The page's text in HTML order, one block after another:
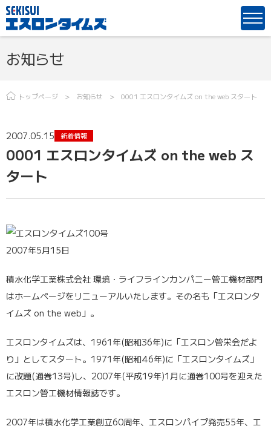
お知らせ
トップページ お知らせ 0001 エスロンタイムズ on the web スタート
2007.05.15 新着情報
0001 エスロンタイムズ on the web ス
タート
2007年5月15日
積水化学工業株式会社 環境・ライフラインカンパニー管工機材部門
はホームページをリニューアルいたします。その名も「エスロンタ
イムズ on the web」。
エスロンタイムズは、1961年(昭和36年)に「エスロン管栄会だよ
り」としてスタート。1971年(昭和46年)に「エスロンタイムズ」
に改題(通巻13号)し、2007年(平成19年)1月に通巻100号を迎えた
エスロン管工機材情報誌です。
2007年は積水化学工業創立60周年、エスロンパイプ発売55年、エ